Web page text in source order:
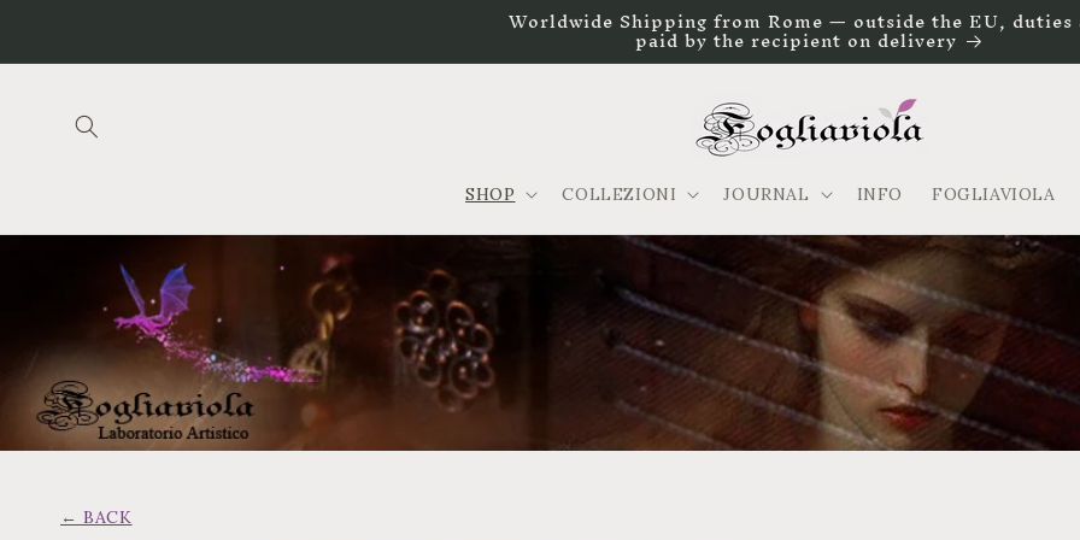
Worldwide Shipping from Rome — outside the EU, duties
paid by the recipient on delivery
SHOP COLLEZIONI JOURNAL INFO FOGLIAVIOLA
← BACK